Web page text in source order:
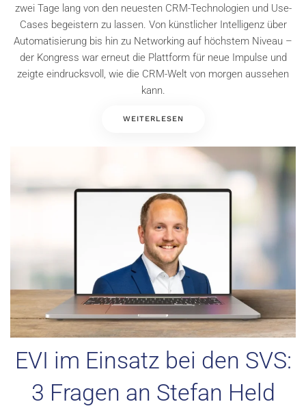
zwei Tage lang von den neuesten CRM-Technologien und Use-
Cases begeistern zu lassen. Von künstlicher Intelligenz über
Automatisierung bis hin zu Networking auf höchstem Niveau –
der Kongress war erneut die Plattform für neue Impulse und
zeigte eindrucksvoll, wie die CRM-Welt von morgen aussehen
kann.
WEITERLESEN
EVI im Einsatz bei den SVS:
3 Fragen an Stefan Held